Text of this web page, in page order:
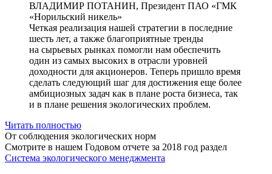
ВЛАДИМИР ПОТАНИН, Президент ПАО «ГМК
«Норильский никель»
Четкая реализация нашей стратегии в последние
шесть лет, а также благоприятные тренды
на сырьевых рынках помогли нам обеспечить
один из самых высоких в отрасли уровней
доходности для акционеров. Теперь пришло время
сделать следующий шаг для достижения еще более
амбициозных задач как в плане роста бизнеса, так
и в плане решения экологических проблем.
Читать полностью
От соблюдения экологических норм
Смотрите в нашем Годовом отчете за 2018 год раздел
Система экологического менеджмента